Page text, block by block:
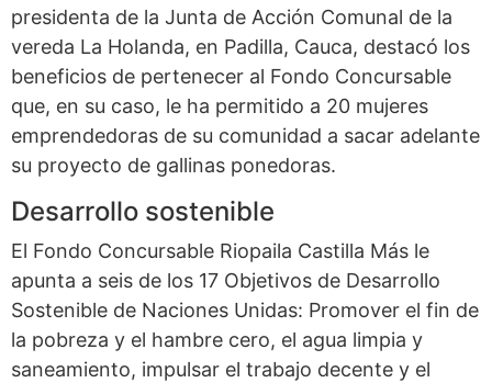
presidenta de la Junta de Acción Comunal de la
vereda La Holanda, en Padilla, Cauca, destacó los
beneficios de pertenecer al Fondo Concursable
que, en su caso, le ha permitido a 20 mujeres
emprendedoras de su comunidad a sacar adelante
su proyecto de gallinas ponedoras.
Desarrollo sostenible
El Fondo Concursable Riopaila Castilla Más le
apunta a seis de los 17 Objetivos de Desarrollo
Sostenible de Naciones Unidas: Promover el fin de
la pobreza y el hambre cero, el agua limpia y
saneamiento, impulsar el trabajo decente y el